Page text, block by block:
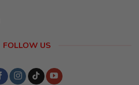
FOLLOW US